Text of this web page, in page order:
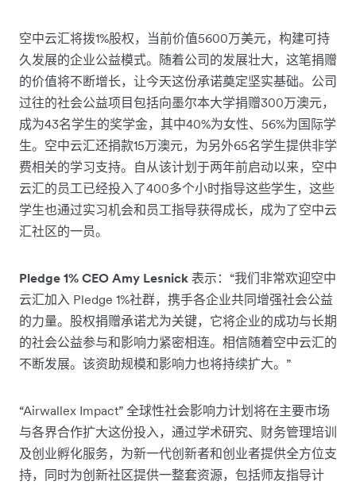
空中云汇将拨1%股权，当前价值5600万美元，构建可持
久发展的企业公益模式。随着公司的发展壮大，这笔捐赠
的价值将不断增长，让今天这份承诺奠定坚实基础。公司
过往的社会公益项目包括向墨尔本大学捐赠300万澳元，
成为43名学生的奖学金，其中40%为女性、56%为国际学
生。空中云汇还捐款15万澳元，为另外65名学生提供非学
费相关的学习支持。自从该计划于两年前启动以来，空中
云汇的员工已经投入了400多个小时指导这些学生，这些
学生也通过实习机会和员工指导获得成长，成为了空中云
汇社区的一员。
Pledge 1% CEO Amy Lesnick 表示：“我们非常欢迎空中
云汇加入 Pledge 1%社群，携手各企业共同增强社会公益
的力量。股权捐赠承诺尤为关键，它将企业的成功与长期
的社会公益参与和影响力紧密相连。相信随着空中云汇的
不断发展。该资助规模和影响力也将持续扩大。”
“Airwallex Impact” 全球性社会影响力计划将在主要市场
与各界合作扩大这份投入，通过学术研究、财务管理培训
及创业孵化服务，为新一代创新者和创业者提供全方位支
持，同时为创新社区提供一整套资源，包括师友指导计